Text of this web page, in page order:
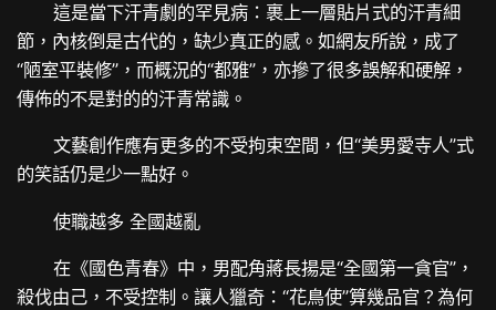
這是當下汗青劇的罕見病：裹上一層貼片式的汗青細
節，內核倒是古代的，缺少真正的感。如網友所說，成了
“陋室平裝修”，而概況的“都雅”，亦摻了很多誤解和硬解，
傳佈的不是對的的汗青常識。
文藝創作應有更多的不受拘束空間，但“美男愛寺人”式
的笑話仍是少一點好。
使職越多 全國越亂
在《國色青春》中，男配角蔣長揚是“全國第一貪官”，
殺伐由己，不受控制。讓人獵奇：“花鳥使”算幾品官？為何